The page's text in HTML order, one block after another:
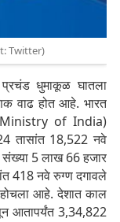
Twitter)
धुमाकूळ घातला
वाढ होत आहे. भारत
Ministry of India)
तासांत 18,522 नवे
5 लाख 66 हजार
418 नवे रुग्ण दगावले
आहे. देशात काल
आतापर्यंत 3,34,822